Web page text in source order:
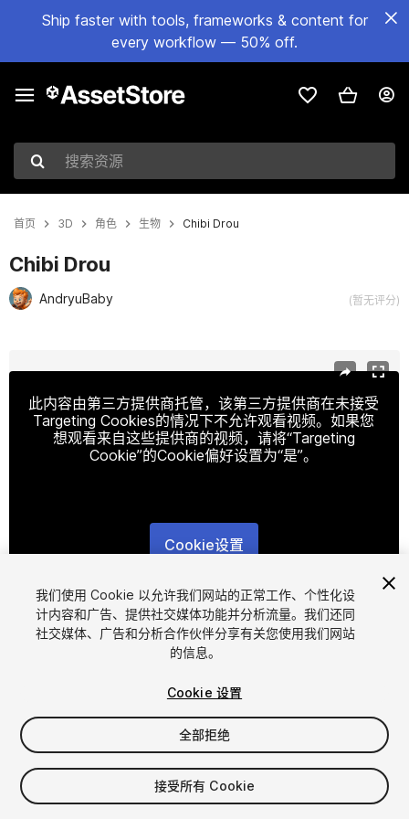
Ship faster with tools, frameworks & content for
every workflow — 50% off.
搜索资源
首页 3D 角色 生物 Chibi Drou
Chibi Drou
AndryuBaby (暂无评分)
此内容由第三方提供商托管，该第三方提供商在未接受
Targeting Cookies的情况下不允许观看视频。如果您
想观看来自这些提供商的视频，请将“Targeting
Cookie”的Cookie偏好设置为“是”。
Cookie设置
1/13
$15
增值税将在结算时计算
我们使用 Cookie 以允许我们网站的正常工作、个性化设
计内容和广告、提供社交媒体功能并分析流量。我们还同
社交媒体、广告和分析合作伙伴分享有关您使用我们网站
的信息。
Cookie 设置
全部拒绝
接受所有 Cookie